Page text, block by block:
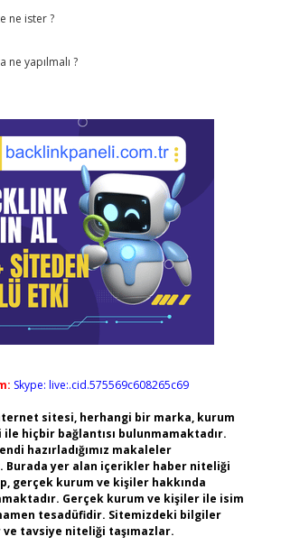
ne ister ?
ne yapılmalı ?
Skype: live:.cid.575569c608265c69
sitesi, herhangi bir marka, kurum
ile hiçbir bağlantısı bulunmamaktadır.
hazırladığımız makaleler
Burada yer alan içerikler haber niteliği
gerçek kurum ve kişiler hakkında
Gerçek kurum ve kişiler ile isim
tesadüfidir. Sitemizdeki bilgiler
tavsiye niteliği taşımazlar.